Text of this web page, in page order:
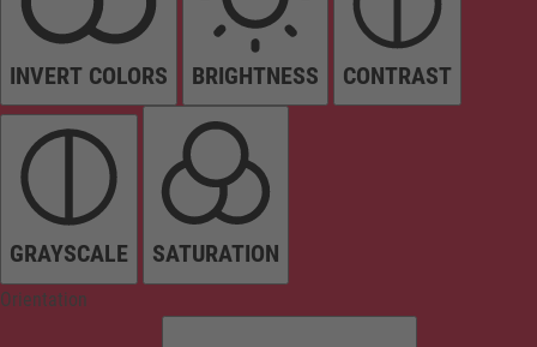
INVERT COLORS BRIGHTNESS CONTRAST
GRAYSCALE SATURATION
Orientation